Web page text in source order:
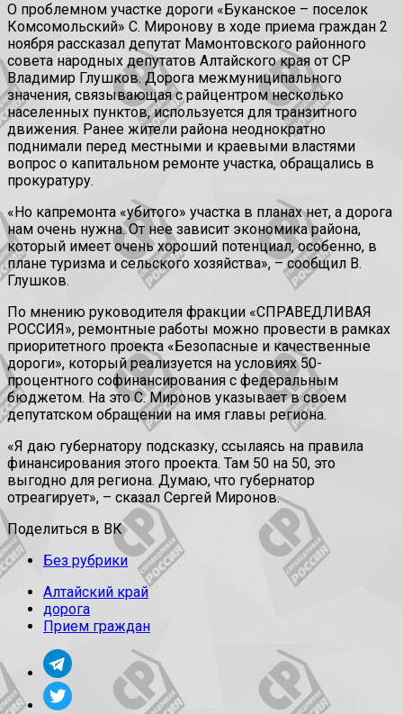
О проблемном участке дороги «Буканское – поселок
Комсомольский» С. Миронову в ходе приема граждан 2
ноября рассказал депутат Мамонтовского районного
совета народных депутатов Алтайского края от СР
Владимир Глушков. Дорога межмуниципального
значения, связывающая с райцентром несколько
населенных пунктов, используется для транзитного
движения. Ранее жители района неоднократно
поднимали перед местными и краевыми властями
вопрос о капитальном ремонте участка, обращались в
прокуратуру.
«Но капремонта «убитого» участка в планах нет, а дорога
нам очень нужна. От нее зависит экономика района,
который имеет очень хороший потенциал, особенно, в
плане туризма и сельского хозяйства», – сообщил В.
Глушков.
По мнению руководителя фракции «СПРАВЕДЛИВАЯ
РОССИЯ», ремонтные работы можно провести в рамках
приоритетного проекта «Безопасные и качественные
дороги», который реализуется на условиях 50-
процентного софинансирования с федеральным
бюджетом. На это С. Миронов указывает в своем
депутатском обращении на имя главы региона.
«Я даю губернатору подсказку, ссылаясь на правила
финансирования этого проекта. Там 50 на 50, это
выгодно для региона. Думаю, что губернатор
отреагирует», – сказал Сергей Миронов.
Поделиться в ВК
Без рубрики
Алтайский край
дорога
Прием граждан